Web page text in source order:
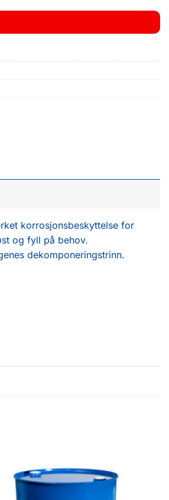
korrosjonsbeskyttelse for
og fyll på behov.
dekomponeringstrinn.